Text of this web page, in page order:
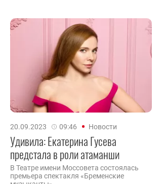
20.09.2023 09:46 Новости
Удивила: Екатерина Гусева
предстала в роли атаманши
В Театре имени Моссовета состоялась
премьера спектакля «Бременские